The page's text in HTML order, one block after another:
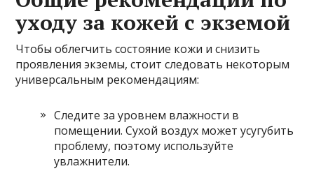
уходу за кожей с экземой
Чтобы облегчить состояние кожи и снизить
проявления экземы, стоит следовать некоторым
универсальным рекомендациям:
Следите за уровнем влажности в
помещении. Сухой воздух может усугубить
проблему, поэтому используйте
увлажнители.